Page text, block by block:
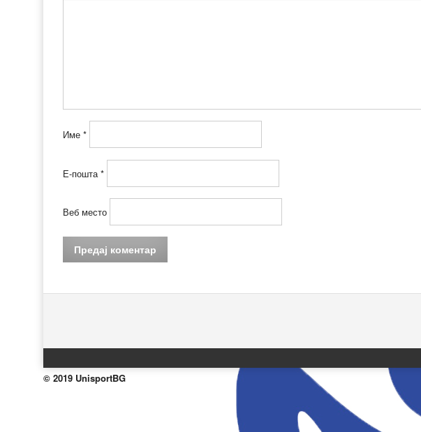
Име *
Е-пошта *
Веб место
© 2019 UnisportBG